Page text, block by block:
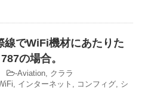
線でWiFi機材にあたりた
の場合。
-Aviation, クララ
, インターネット , コンフィグ, シ